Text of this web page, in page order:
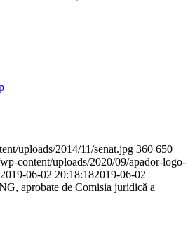
uploads/2014/11/senat.jpg 360 650
content/uploads/2020/09/apador-logo-
2019-06-02 20:18:182019-06-02
aprobate de Comisia juridică a